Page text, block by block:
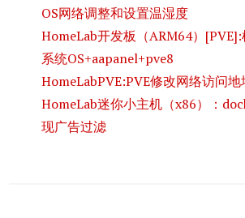
OS网络调整和设置温湿度
HomeLab开发板（ARM64）
系统OS+aapanel+pve8
HomeLabPVE:PVE修改网络访问地
HomeLab迷你小主机（x86）：
现广告过滤